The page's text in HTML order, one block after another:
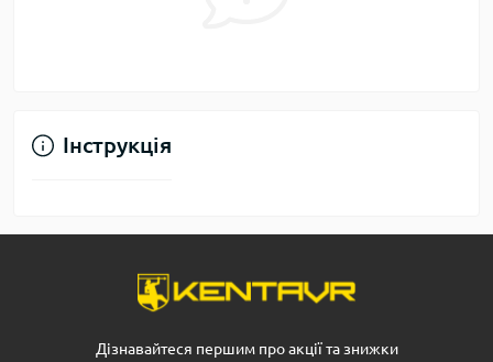
Інструкція
Дізнавайтеся першим про акції та знижки